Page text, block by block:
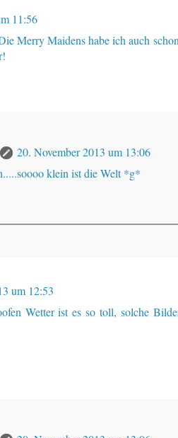
11:56
Merry Maidens habe ich auch
20. November 2013 um 13:06
klein ist die Welt *g*
um 12:53
Wetter ist es so toll, solche